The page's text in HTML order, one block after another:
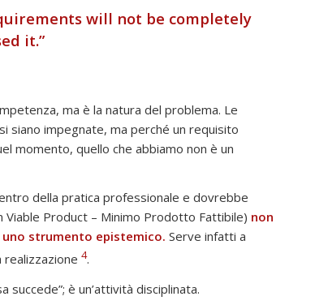
will not be completely
it.”
ma è la natura del problema. Le
siano impegnate, ma perché un requisito
momento, quello che abbiamo non è un
della pratica professionale e dovrebbe
Viable Product – Minimo Prodotto Fattibile) non
strumento epistemico. Serve infatti a
realizzazione 4.
è un’attività disciplinata.